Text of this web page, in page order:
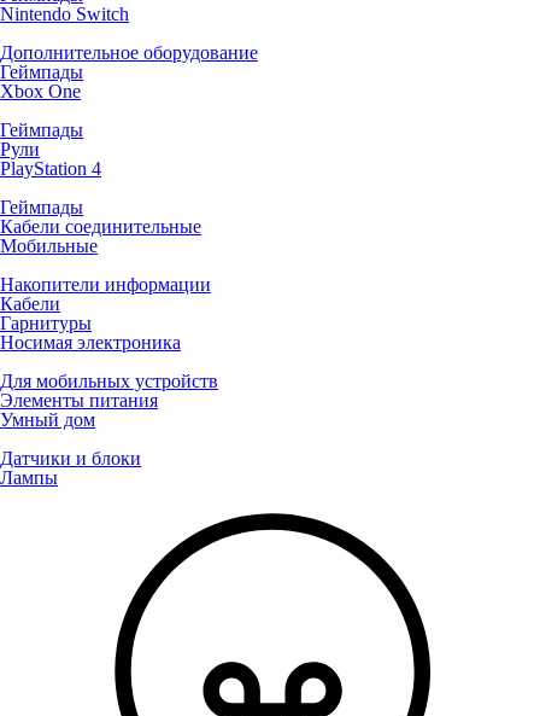
Nintendo Switch
Дополнительное оборудование
Геймпады
Xbox One
Геймпады
Рули
PlayStation 4
Геймпады
Кабели соединительные
Мобильные
Накопители информации
Кабели
Гарнитуры
Носимая электроника
Для мобильных устройств
Элементы питания
Умный дом
Датчики и блоки
Лампы